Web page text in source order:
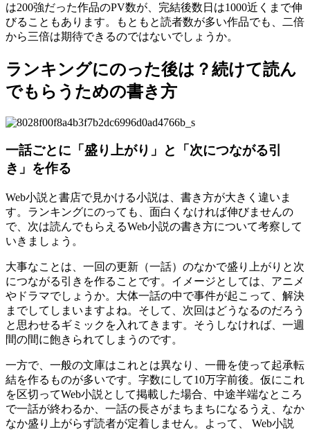
は200強だった作品のPV数が、完結後数日は1000近くまで伸
びることもあります。もともと読者数が多い作品でも、二倍
から三倍は期待できるのではないでしょうか。
ランキングにのった後は？続けて読ん
でもらうための書き方
一話ごとに「盛り上がり」と「次につながる引
き」を作る
Web小説と書店で見かける小説は、書き方が大きく違いま
す。ランキングにのっても、面白くなければ伸びませんの
で、次は読んでもらえるWeb小説の書き方について考察して
いきましょう。
大事なことは、一回の更新（一話）のなかで盛り上がりと次
につながる引きを作ることです。イメージとしては、アニメ
やドラマでしょうか。大体一話の中で事件が起こって、解決
までしてしまいますよね。そして、次回はどうなるのだろう
と思わせるギミックを入れてきます。そうしなければ、一週
間の間に飽きられてしまうのです。
一方で、一般の文庫はこれとは異なり、一冊を使って起承転
結を作るものが多いです。字数にして10万字前後。仮にこれ
を区切ってWeb小説として掲載した場合、中途半端なところ
で一話が終わるか、一話の長さがまちまちになるうえ、なか
なか盛り上がらず読者が定着しません。よって、 Web小説